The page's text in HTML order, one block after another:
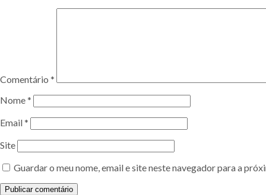
Comentário *
Nome*
Email*
Site
Guardar o meu nome, email e site neste navegador para a